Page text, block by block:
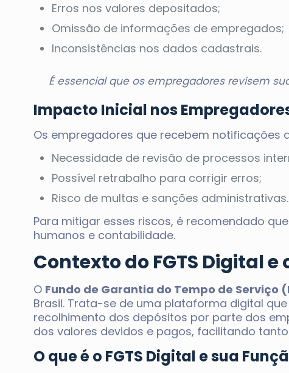
Erros nos valores depositados;
Omissão de informações de empregados;
Inconsistências nos dados cadastrais.
É essencial que os empregadores revisem
Impacto Inicial nos
Os empregadores que recebem notificações
Necessidade de revisão de processos
Possível retrabalho para corrigir erros;
Risco de multas e sanções administrativas.
Para mitigar esses riscos, é recomendado
humanos e contabilidade.
Contexto do FGTS Digital e
O Fundo de Garantia do Tempo de Serviço
Brasil. Trata-se de uma plataforma digital
recolhimento dos depósitos por parte dos
dos valores devidos e pagos, facilitando
O que é o FGTS Digital e sua